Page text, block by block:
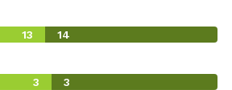
13 14
3 3